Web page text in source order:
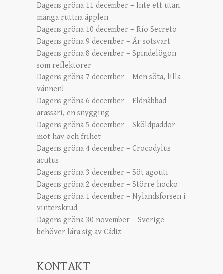
Dagens gröna 11 december – Inte ett utan
många ruttna äpplen
Dagens gröna 10 december – Río Secreto
Dagens gröna 9 december – Är sotsvart
Dagens gröna 8 december – Spindelögon
som reflektorer
Dagens gröna 7 december – Men söta, lilla
vännen!
Dagens gröna 6 december – Eldnäbbad
arassari, en snygging
Dagens gröna 5 december – Sköldpaddor
mot hav och frihet
Dagens gröna 4 december – Crocodylus
acutus
Dagens gröna 3 december – Söt agouti
Dagens gröna 2 december – Större hocko
Dagens gröna 1 december – Nylandsforsen i
vinterskrud
Dagens gröna 30 november – Sverige
behöver lära sig av Cádiz
KONTAKT